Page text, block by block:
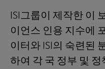
ISI그룹이 제작한 이
이언스 인용 지수에
이터와 ISI의 숙련된
하여 각 국 정부 및